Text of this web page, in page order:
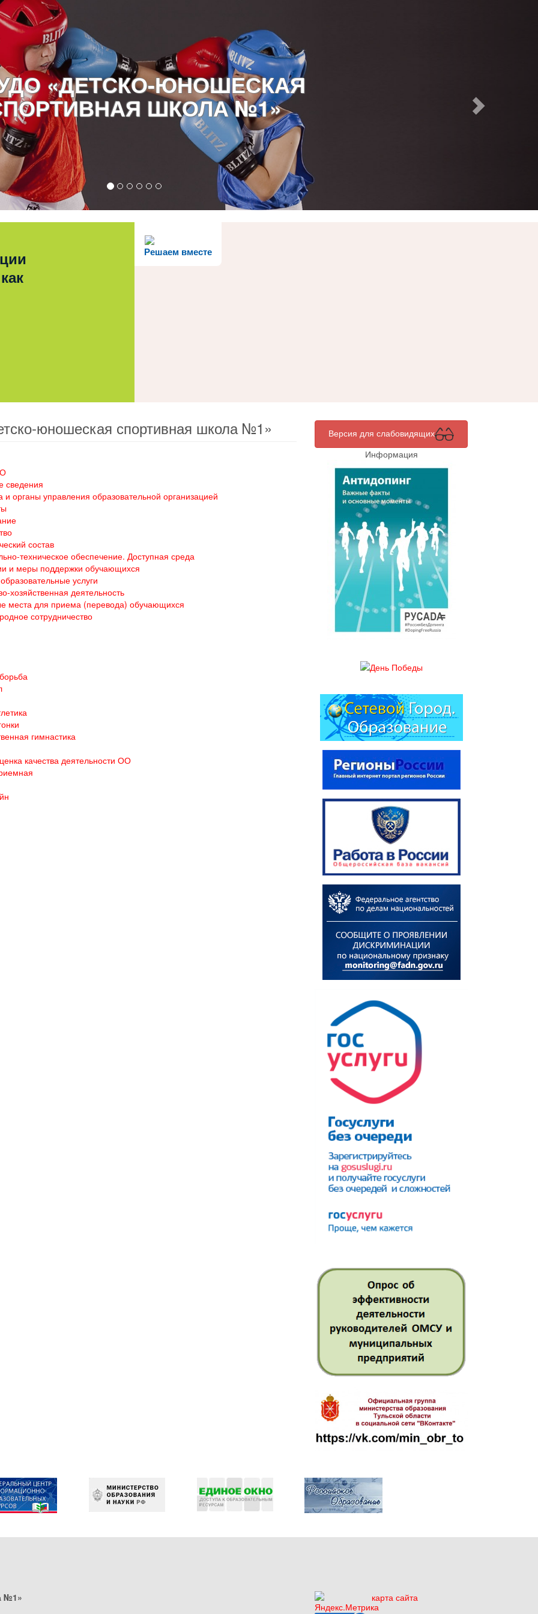
«ДЕТСКО-ЮНОШЕСКАЯ
ШКОЛА №1»
Решаем вместе
юношеская спортивная школа №1»
сведения
и органы управления образовательной организацией
состав
техническое обеспечение. Доступная среда
и меры поддержки обучающихся
услуги
хозяйственная деятельность
места для приема (перевода) обучающихся
сотрудничество
гимнастика
качества деятельности ОО
Версия для слабовидящих
Информация
№1»
карта сайта